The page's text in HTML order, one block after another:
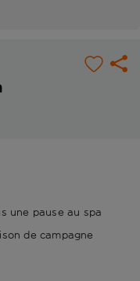
une pause au spa
de campagne